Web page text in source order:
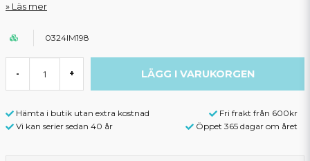
Läs mer
0324IM198
- + LÄGG I VARUKORGEN
Hämta i butik utan extra kostnad
Fri frakt från 600kr
Vi kan serier sedan 40 år
Öppet 365 dagar om året